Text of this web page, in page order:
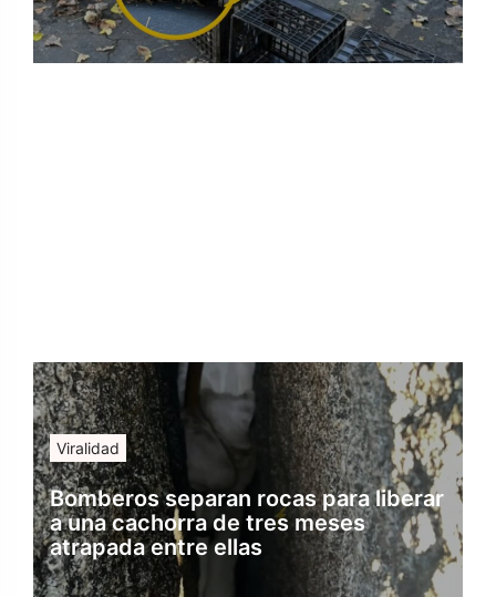
Viralidad
Bomberos separan rocas para liberar
a una cachorra de tres meses
atrapada entre ellas